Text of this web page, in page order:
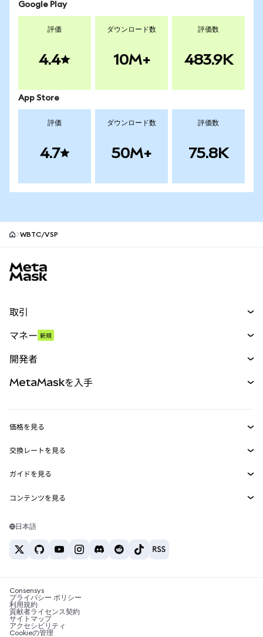
Google Play
評価
4.4
ダウンロード数
10M+
評価数
483.9K
App Store
評価
4.7
ダウンロード数
50M+
評価数
75.8K
WBTC/VSP
取引
パーペチュアル
RWA
マネー 新規
開発者
MetaMask Connect
Snaps
Web3サービス
MetaMaskを入手
セキュリティ
サポート
キャリア
お問い合わせ
価格を見る
イーサリアムの価格
Solanaの価格
Tetherの価格
交換レートを見る
ETH→USD
USDT→INR
BTC→INR
ETH→USDT
ガイドを見る
ETHの購入
USDTの購入
SHIBの購入
BNBの購入
コンテンツを見る
Solanaウォレット
税制関連ニュース
暗号資産の購入方法は？
ビットコインを売るには？
日本語
Consensys
プライバシー ポリシー
利用規約
貢献者ライセンス契約
サイトマップ
アクセシビリティ
Cookieの管理